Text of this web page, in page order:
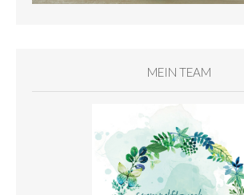
MEIN TEAM